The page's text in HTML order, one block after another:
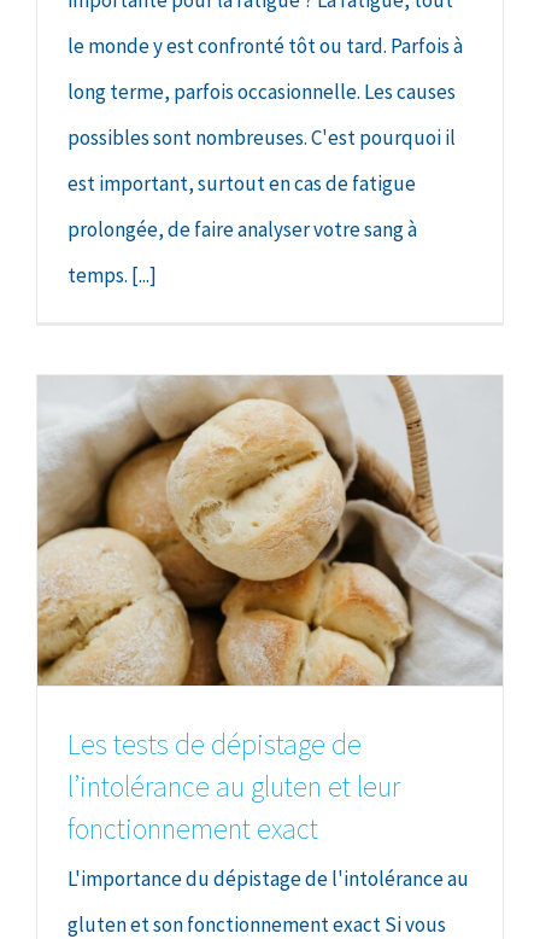
le monde y est confronté tôt ou tard. Parfois à
long terme, parfois occasionnelle. Les causes
possibles sont nombreuses. C'est pourquoi il
est important, surtout en cas de fatigue
prolongée, de faire analyser votre sang à
temps. [...]
Les tests de dépistage de
l’intolérance au gluten et leur
fonctionnement exact
L'importance du dépistage de l'intolérance au
gluten et son fonctionnement exact Si vous